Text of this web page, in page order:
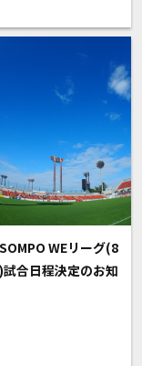
WEリーグ(8
合日程決定のお知